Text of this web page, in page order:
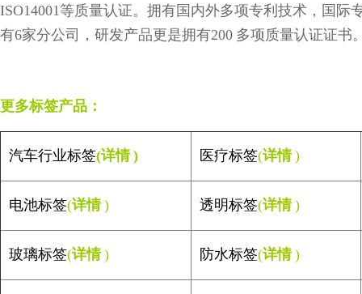
ISO14001等质量认证。拥有国内外多项专利技术，国际
有6家分公司，研发产品更是拥有200 多项质量认证证书
更多标签产品：
汽车行业标签(详情 ) 医疗标签(详情 )
电池标签(详情 ) 透明标签(详情 )
玻璃标签(详情 ) 防水标签(详情 )